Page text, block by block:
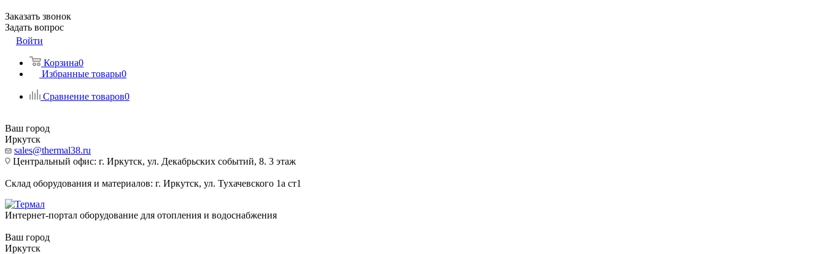
Заказать звонок
Задать вопрос
Войти
Корзина0
Избранные товары0
Сравнение товаров0
Ваш город
Иркутск
sales@thermal38.ru
Центральный офис: г. Иркутск, ул. Декабрьских событий, 8. 3 этаж
Склад оборудования и материалов: г. Иркутск, ул. Тухачевского 1а ст1
Интернет-портал оборудование для отопления и водоснабжения
Ваш город
Иркутск